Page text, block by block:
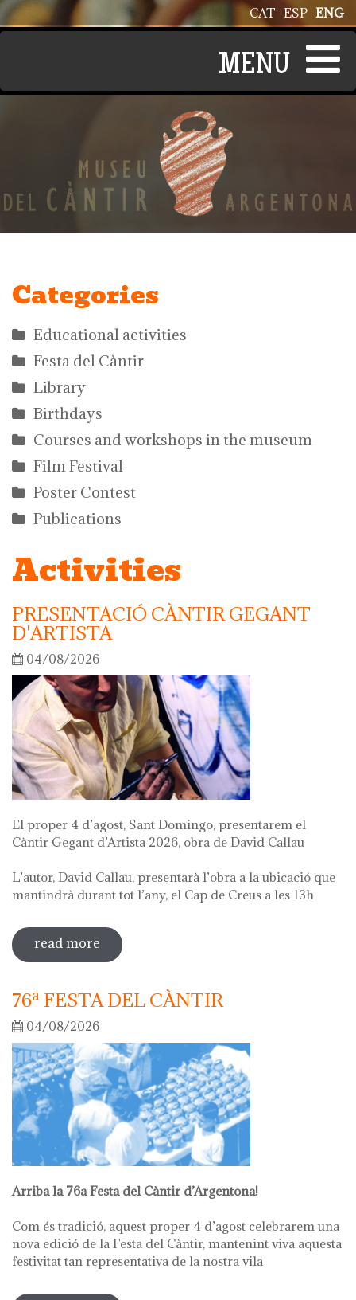
Skip to main content ENG
ESP
CAT
Categories
Educational activities
Festa del Càntir
Library
Birthdays
Courses and workshops in the museum
Film Festival
Poster Contest
Publications
Activities
PRESENTACIÓ CÀNTIR GEGANT
D'ARTISTA
04/08/2026
El proper 4 d’agost, Sant Domingo, presentarem el
Càntir Gegant d’Artista 2026, obra de David Callau
L’autor, David Callau, presentarà l’obra a la ubicació que
mantindrà durant tot l’any, el Cap de Creus a les 13h
read more sobre presentació càntir gegant
d'artista
76ª FESTA DEL CÀNTIR
04/08/2026
Arriba la 76a Festa del Càntir d’Argentona!
Com és tradició, aquest proper 4 d’agost celebrarem una
nova edició de la Festa del Càntir, mantenint viva aquesta
festivitat tan representativa de la nostra vila